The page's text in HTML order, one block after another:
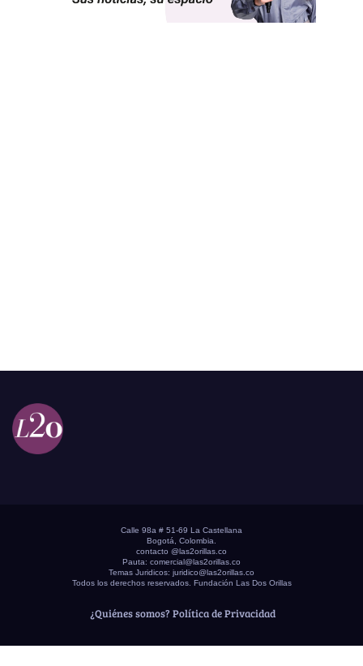
Calle 98a # 51-69 La Castellana
Bogotá, Colombia.
contacto @las2orillas.co
Pauta: comercial@las2orillas.co
Temas Juridicos: juridico@las2orillas.co
Todos los derechos reservados. Fundación Las Dos Orillas
¿Quiénes somos? Política de Privacidad